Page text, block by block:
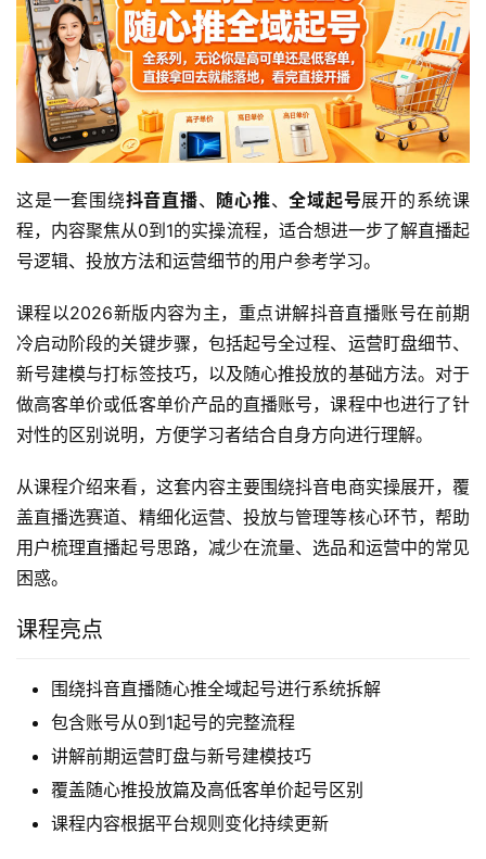
这是一套围绕抖音直播、 随心推、全域起号展开的系统课
程，内容聚焦从0到1的实操流程，适合想进一步了解直播起
号逻辑、投放方法和运营细节的用户参考学习。
课程以2026新版内容为主，重点讲解抖音直播账号在前期
冷启动阶段的关键步骤，包括起号全过程、运营盯盘细节、
新号建模与打标签技巧，以及随心推投放的基础方法。对于
做高客单价或低客单价产品的直播账号，课程中也进行了针
对性的区别说明，方便学习者结合自身方向进行理解。
从课程介绍来看，这套内容主要围绕抖音电商实操展开，覆
盖直播选赛道、精细化运营、投放与管理等核心环节，帮助
用户梳理直播起号思路，减少在流量、选品和运营中的常见
困惑。
课程亮点
围绕抖音直播随心推全域起号进行系统拆解
包含账号从0到1起号的完整流程
讲解前期运营盯盘与新号建模技巧
覆盖随心推投放篇及高低客单价起号区别
课程内容根据平台规则变化持续更新